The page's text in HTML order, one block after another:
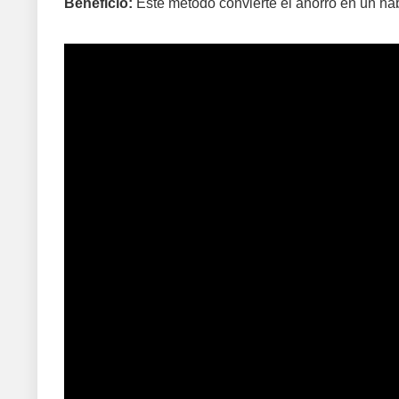
Beneficio: Este método convierte el ahorro en un